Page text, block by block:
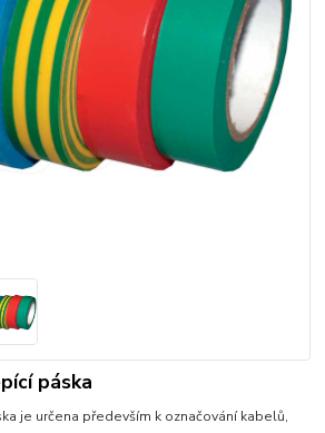
páska
je určena především k označování kabelů,